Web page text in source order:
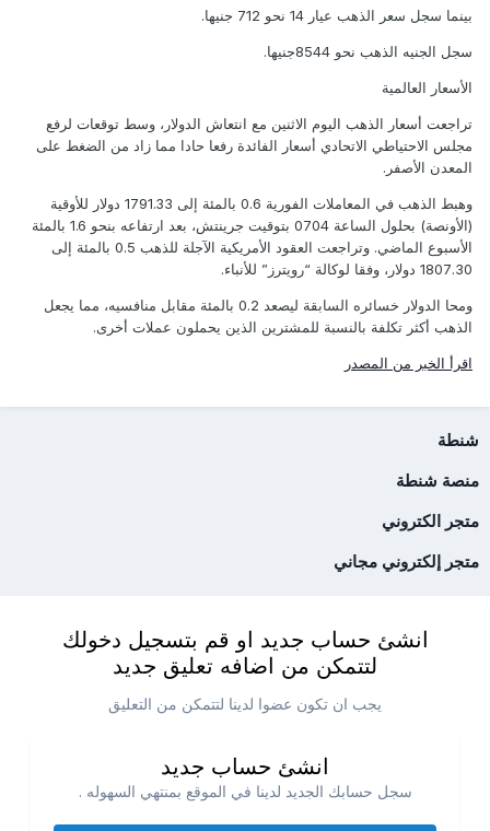
بينما سجل سعر الذهب عيار 14 نحو 712 جنيها.
سجل الجنيه الذهب نحو 8544جنيها.
الأسعار العالمية
تراجعت أسعار الذهب اليوم الاثنين مع انتعاش الدولار، وسط توقعات لرفع
مجلس الاحتياطي الاتحادي أسعار الفائدة رفعا حادا مما زاد من الضغط على
المعدن الأصفر.
وهبط الذهب في المعاملات الفورية 0.6 بالمئة إلى 1791.33 دولار للأوقية
(الأونصة) بحلول الساعة 0704 بتوقيت جرينتش، بعد ارتفاعه بنحو 1.6 بالمئة
الأسبوع الماضي. وتراجعت العقود الأمريكية الآجلة للذهب 0.5 بالمئة إلى
1807.30 دولار، وفقا لوكالة “رويترز” للأنباء.
ومحا الدولار خسائره السابقة ليصعد 0.2 بالمئة مقابل منافسيه، مما يجعل
الذهب أكثر تكلفة بالنسبة للمشترين الذين يحملون عملات أخرى.
اقرأ الخبر من المصدر
شنطة
منصة شنطة
متجر الكتروني
متجر إلكتروني مجاني
انشئ حساب جديد او قم بتسجيل دخولك
لتتمكن من اضافه تعليق جديد
يجب ان تكون عضوا لدينا لتتمكن من التعليق
انشئ حساب جديد
سجل حسابك الجديد لدينا في الموقع بمنتهي السهوله .